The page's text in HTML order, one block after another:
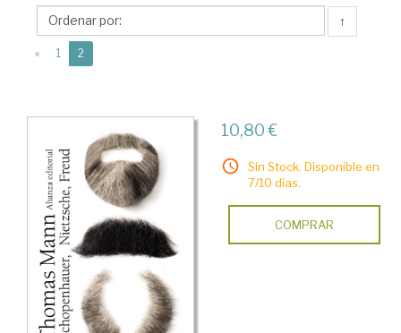
(1875-
1955)
↑
« 1 2
10,80 €
Sin Stock. Disponible en
7/10 días.
COMPRAR